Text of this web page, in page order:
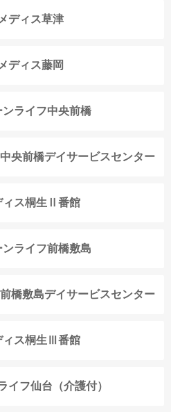
ディス草津
ディス藤岡
ンライフ中央前橋
央前橋デイサービスセンター
ィス桐生Ⅱ番館
ンライフ前橋敷島
橋敷島デイサービスセンター
ィス桐生Ⅲ番館
イフ仙台（介護付）